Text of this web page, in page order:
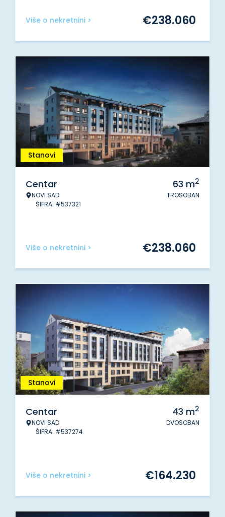
Više o nekretnini > €238.060
Stanovi
Centar
NOVI SAD
ŠIFRA: #537321
63 m2
TROSOBAN
Više o nekretnini > €238.060
Stanovi
Centar
NOVI SAD
ŠIFRA: #537274
43 m2
DVOSOBAN
Više o nekretnini > €164.230